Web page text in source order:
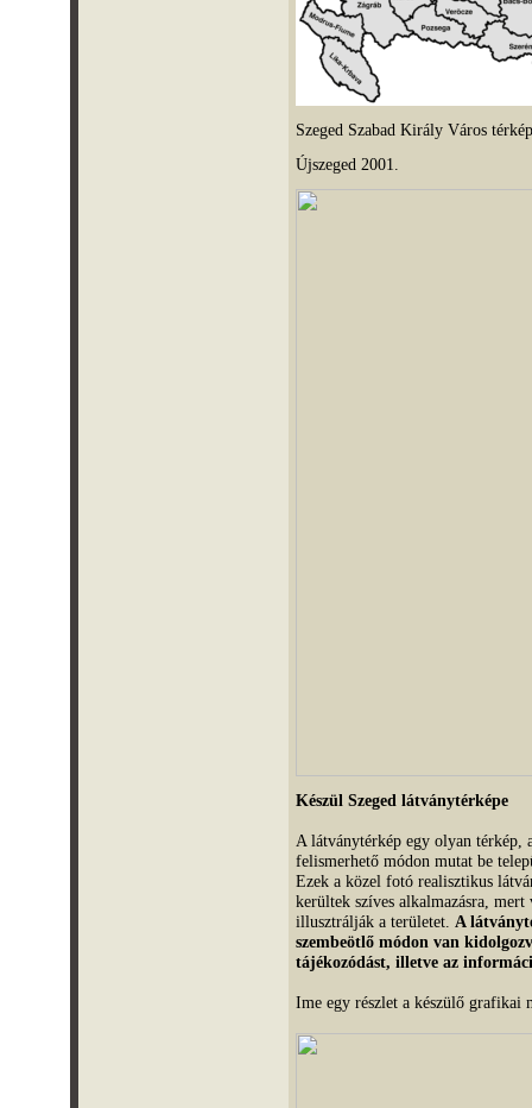
Szeged Szabad Király Város
Újszeged 2001.
Készül Szeged látványtérképe
A látványtérkép egy olyan térkép,
felismerhető módon mutat be
Ezek a közel fotó realisztikus
kerültek szíves alkalmazásra,
illusztrálják a területet. A
szembeötlő módon van
tájékozódást, illetve az
Ime egy részlet a készülő grafikai